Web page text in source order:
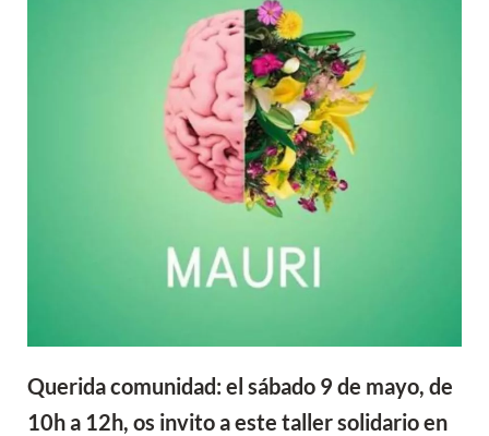
Querida comunidad: el sábado 9 de mayo, de
10h a 12h, os invito a este taller solidario en